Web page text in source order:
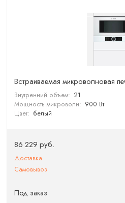
Встраиваемая микроволновая
Внутренний объем: 21
Мощность микроволн: 900 Вт
Цвет: белый
86 229 руб.
Доставка
Самовывоз
Под заказ